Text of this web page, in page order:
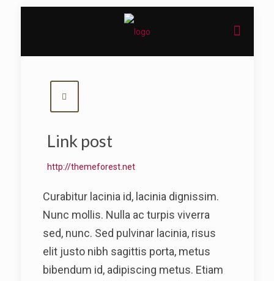
Link post
http://themeforest.net
Curabitur lacinia id, lacinia dignissim.
Nunc mollis. Nulla ac turpis viverra
sed, nunc. Sed pulvinar lacinia, risus
elit justo nibh sagittis porta, metus
bibendum id, adipiscing metus. Etiam